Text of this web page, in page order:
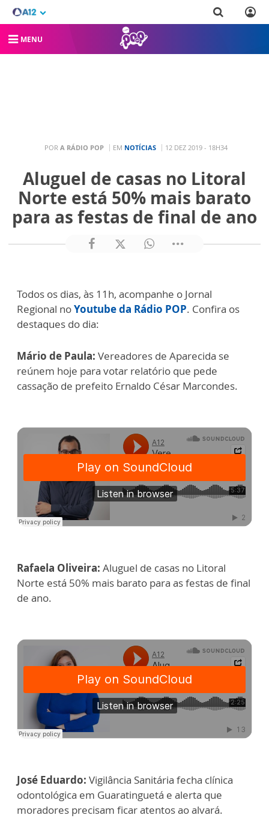
MENU
POR A RÁDIO POP EM NOTÍCIAS 12 DEZ 2019 - 18H34
Aluguel de casas no Litoral
Norte está 50% mais barato
para as festas de final de ano
Todos os dias, às 11h, acompanhe o Jornal
Regional noYoutube da Rádio POP. Confira os
destaques do dia:
Mário de Paula: Vereadores de Aparecida se
reúnem hoje para votar relatório que pede
cassação de prefeito Ernaldo César Marcondes.
Rafaela Oliveira: Aluguel de casas no Litoral
Norte está 50% mais barato para as festas de final
de ano.
José Eduardo: Vigilância Sanitária fecha clínica
odontológica em Guaratinguetá e alerta que
moradores precisam ficar atentos ao alvará.